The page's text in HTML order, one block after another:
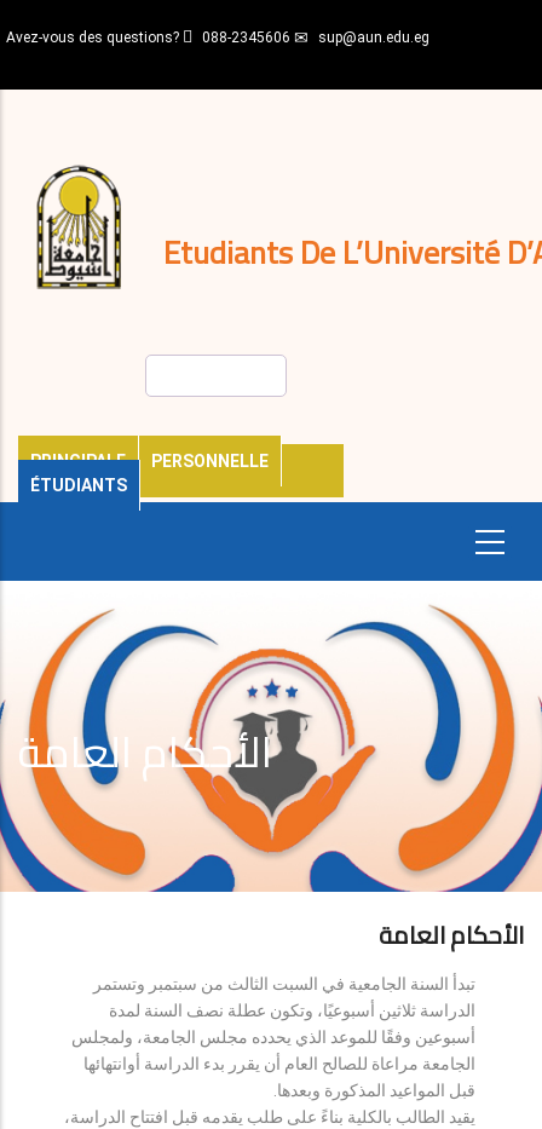
au
principal
Avez-vous des questions? 088-2345606 sup@aun.edu.eg
Etudiants De L’Université
PRINCIPALE
PERSONNELLE
ÉTUDIANTS
décisions
Expatriés
Journal
الأحكام العامة
الأحكام العامة
تبدأ السنة الجامعية في السبت الثالث من سبتمبر وتستمر
الدراسة ثلاثين أسبوعيًا، وتكون عطلة نصف السنة لمدة
أسبوعين وفقًا للموعد الذي يحدده مجلس الجامعة، ولمجلس
الجامعة مراعاة للصالح العام أن يقرر بدء الدراسة أوانتهائها
قبل المواعيد المذكورة وبعدها.
يقيد الطالب بالكلية بناءً على طلب يقدمه قبل افتتاح الدراسة،